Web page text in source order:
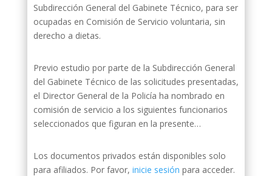
Subdirección General del Gabinete Técnico, para ser
ocupadas en Comisión de Servicio voluntaria, sin
derecho a dietas.
Previo estudio por parte de la Subdirección General
del Gabinete Técnico de las solicitudes presentadas,
el Director General de la Policía ha nombrado en
comisión de servicio a los siguientes funcionarios
seleccionados que figuran en la presente…
Los documentos privados están disponibles solo
para afiliados. Por favor, inicie sesión para acceder.